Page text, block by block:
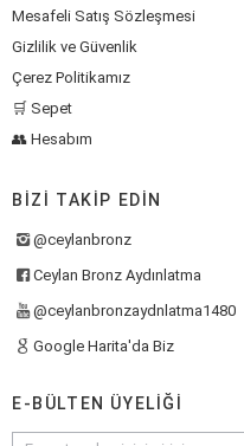
Mesafeli Satış Sözleşmesi
Gizlilik ve Güvenlik
Çerez Politikamız
🛒 Sepet
👥 Hesabım
BIZI TAKIP EDIN
@ceylanbronz
Ceylan Bronz Aydınlatma
@ceylanbronzaydnlatma1480
Google Harita'da Biz
E-BÜLTEN ÜYELIĞI